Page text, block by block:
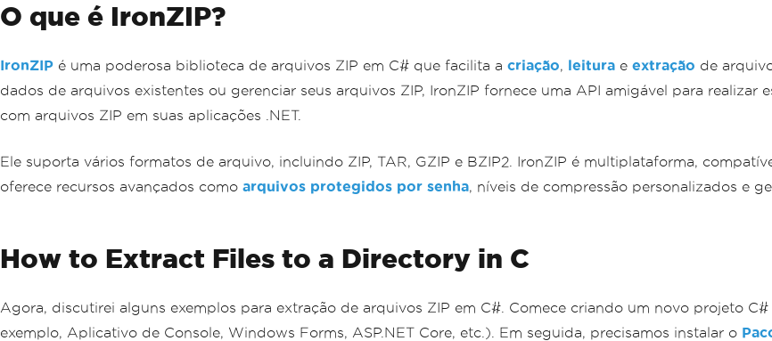
O que é IronZIP?
IronZIP é uma poderosa biblioteca de arquivos ZIP em C# que facilita a criação, leitura e extração de
dados de arquivos existentes ou gerenciar seus arquivos ZIP, IronZIP fornece uma API amigável para
com arquivos ZIP em suas aplicações .NET.
Ele suporta vários formatos de arquivo, incluindo ZIP, TAR, GZIP e BZIP2. IronZIP é multiplataforma,
oferece recursos avançados como arquivos protegidos por senha, níveis de compressão personalizados e
How to Extract Files to a Directory in C
Agora, discutirei alguns exemplos para extração de arquivos ZIP em C#. Comece criando um novo projeto
exemplo, Aplicativo de Console, Windows Forms, ASP.NET Core, etc.). Em seguida, precisamos instalar o